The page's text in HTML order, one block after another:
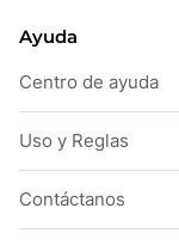
Ayuda
Centro de ayuda
Uso y Reglas
Contáctanos